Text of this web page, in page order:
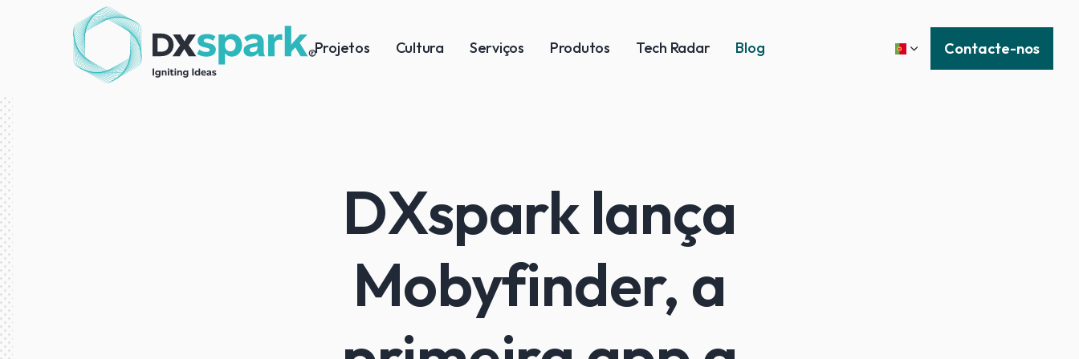
Projetos Cultura Serviços Produtos Tech Radar Blog Contacte-nos
DXspark lança
Mobyfinder, a